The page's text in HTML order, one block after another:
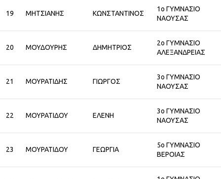
19 ΜΗΤΣΙΑΝΗΣ ΚΩΝΣΤΑΝΤΙΝΟΣ
1ο ΓΥΜΝΑΣΙΟ
ΝΑΟΥΣΑΣ
20 ΜΟΥΔΟΥΡΗΣ ΔΗΜΗΤΡΙΟΣ
2ο ΓΥΜΝΑΣΙΟ
ΑΛΕΞΑΝΔΡΕΙΑΣ
21 ΜΟΥΡΑΤΙΔΗΣ ΓΙΩΡΓΟΣ
3ο ΓΥΜΝΑΣΙΟ
ΝΑΟΥΣΑΣ
22 ΜΟΥΡΑΤΙΔΟΥ ΕΛΕΝΗ
3ο ΓΥΜΝΑΣΙΟ
ΝΑΟΥΣΑΣ
23 ΜΟΥΡΑΤΙΔΟΥ ΓΕΩΡΓΙΑ
5ο ΓΥΜΝΑΣΙΟ
ΒΕΡΟΙΑΣ